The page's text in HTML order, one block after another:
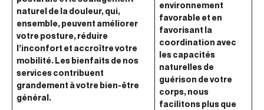
naturel de la douleur, qui,
ensemble, peuvent améliorer
votre posture, réduire
l’inconfort et accroître votre
mobilité. Les bienfaits de nos
services contribuent
grandement à votre bien-être
général.
environnement
favorable et en
favorisant la
coordination avec
les capacités
naturelles de
guérison de votre
corps, nous
facilitons plus que